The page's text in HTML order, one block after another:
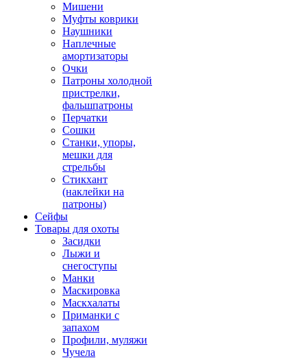
Мишени
Муфты коврики
Наушники
Наплечные
амортизаторы
Очки
Патроны холодной
пристрелки,
фальшпатроны
Перчатки
Сошки
Станки, упоры,
мешки для
стрельбы
Стикхант
(наклейки на
патроны)
Сейфы
Товары для охоты
Засидки
Лыжи и
снегоступы
Манки
Маскировка
Маскхалаты
Приманки с
запахом
Профили, муляжи
Чучела